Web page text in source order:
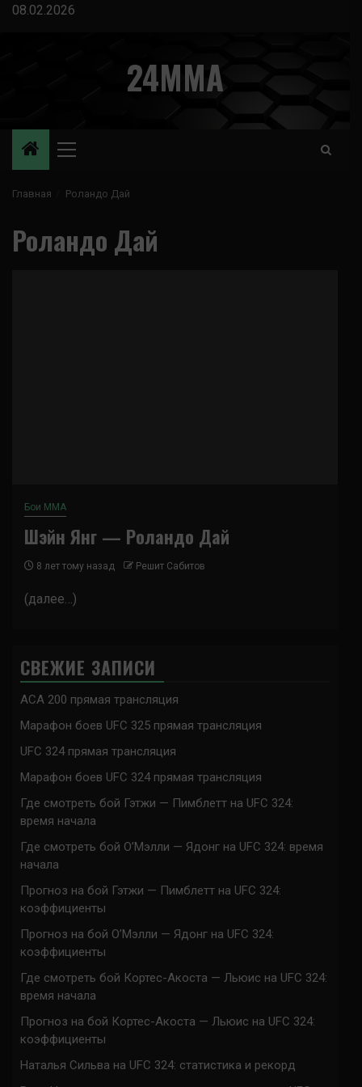
Перейти
08.02.2026
24MMA
Основное
Главная Роландо Дай
Роландо Дай
Бои ММА
Шэйн Янг — Роландо Дай
8 лет тому назад Решит Сабитов
(далее…)
СВЕЖИЕ ЗАПИСИ
ACA 200 прямая трансляция
Марафон боев UFC 325 прямая трансляция
UFC 324 прямая трансляция
Марафон боев UFC 324 прямая трансляция
Где смотреть бой Гэтжи — Пимблетт на UFC 324:
время начала
Где смотреть бой О’Мэлли — Ядонг на UFC 324: время
начала
Прогноз на бой Гэтжи — Пимблетт на UFC 324:
коэффициенты
Прогноз на бой О’Мэлли — Ядонг на UFC 324:
коэффициенты
Где смотреть бой Кортес-Акоста — Льюис на UFC 324:
время начала
Прогноз на бой Кортес-Акоста — Льюис на UFC 324:
коэффициенты
Наталья Сильва на UFC 324: статистика и рекорд